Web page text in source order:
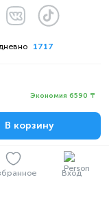
Вход
Экономия 6590 ₸
В корзину
1717